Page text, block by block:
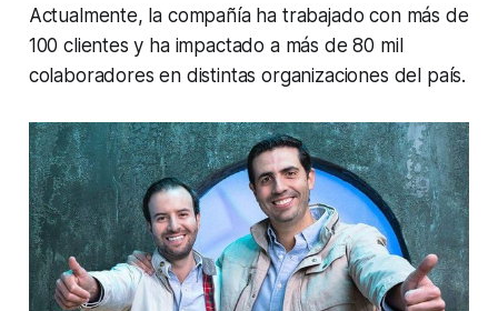
Actualmente, la compañía ha trabajado con más de
100 clientes y ha impactado a más de 80 mil
colaboradores en distintas organizaciones del país.